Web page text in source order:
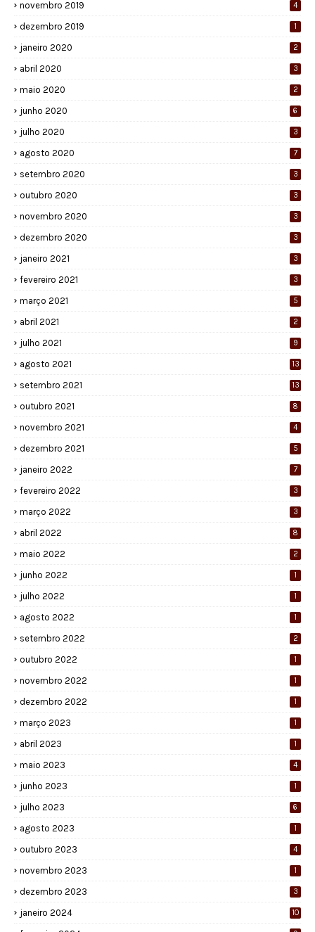
novembro 2019 4
dezembro 2019 1
janeiro 2020 2
abril 2020 3
maio 2020 2
junho 2020 6
julho 2020 3
agosto 2020 7
setembro 2020 3
outubro 2020 3
novembro 2020 3
dezembro 2020 3
janeiro 2021 3
fevereiro 2021 3
março 2021 5
abril 2021 2
julho 2021 9
agosto 2021 13
setembro 2021 13
outubro 2021 8
novembro 2021 4
dezembro 2021 5
janeiro 2022 7
fevereiro 2022 3
março 2022 3
abril 2022 8
maio 2022 2
junho 2022 1
julho 2022 1
agosto 2022 1
setembro 2022 2
outubro 2022 1
novembro 2022 1
dezembro 2022 1
março 2023 1
abril 2023 1
maio 2023 4
junho 2023 1
julho 2023 6
agosto 2023 1
outubro 2023 4
novembro 2023 1
dezembro 2023 3
janeiro 2024 10